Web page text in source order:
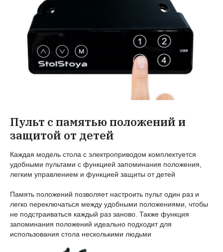
Пульт с памятью положений и
защитой от детей
Каждая модель стола с электроприводом комплектуется
удобными пультами с функцией запоминания положения,
легким управлением и функцией защиты от детей
Память положений позволяет настроить пульт один раз и
легко переключаться между удобными положениями, чтобы
не подстраиваться каждый раз заново. Также функция
запоминания положений идеально подходит для
использования стола несколькими людьми